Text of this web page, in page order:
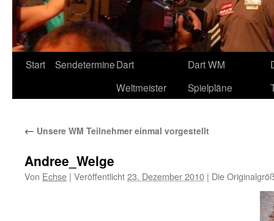
Start SendetermineDart
Weltmeister
Dart WM
Spielpläne
← Unsere WM Teilnehmer einmal vorgestellt
Andree_Welge
Von Echse | Veröffentlicht23. Dezember 2010 | Die